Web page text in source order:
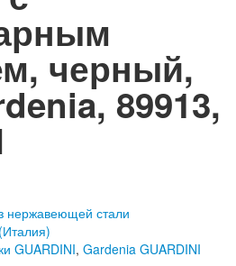
черный,
89913,
нержавеющей стали
GUARDINI, Gardenia GUARDINI